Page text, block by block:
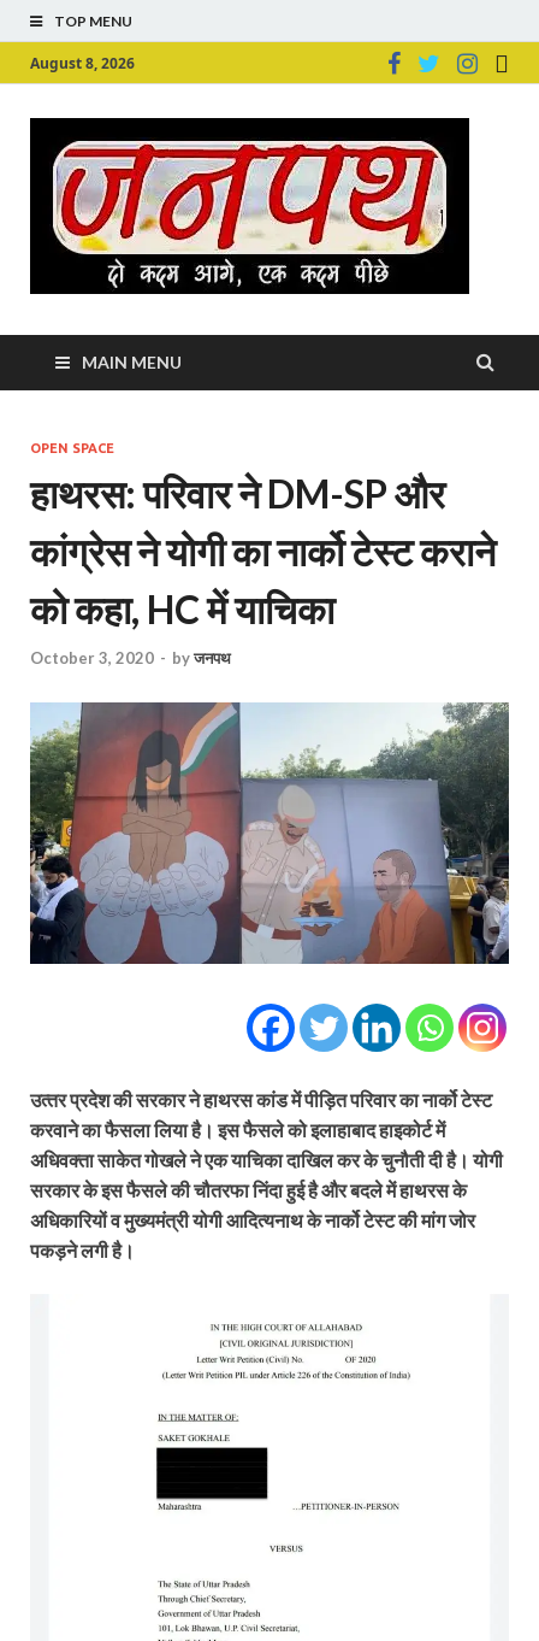
TOP MENU
August 8, 2026
MAIN MENU
OPEN SPACE
हाथरस: परिवार ने DM-SP और
कांग्रेस ने योगी का नार्को टेस्ट कराने
को कहा, HC में याचिका
October 3, 2020 - byजनपथ
उत्‍तर प्रदेश की सरकार ने हाथरस कांड में पीड़ित परिवार का नार्को टेस्‍ट
करवाने का फैसला लिया है। इस फैसले को इलाहाबाद हाइकोर्ट में
अधिवक्‍ता साकेत गोखले ने एक याचिका दाखिल कर के चुनौती दी है। योगी
सरकार के इस फैसले की चौतरफा निंदा हुई है और बदले में हाथरस के
अधिकारियों व मुख्यमंत्री योगी आदित्यनाथ के नार्को टेस्ट की मांग जोर
पकड़ने लगी है।